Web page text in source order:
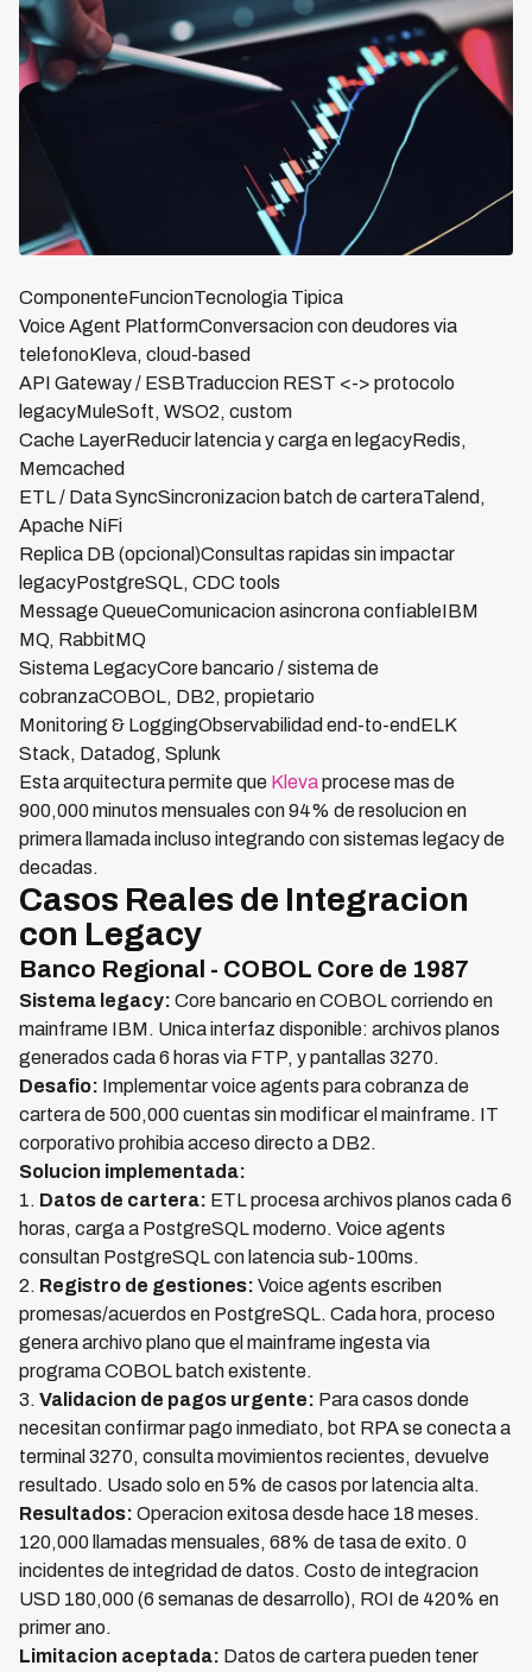
ComponenteFuncionTecnologia Tipica
Voice Agent PlatformConversacion con deudores via
telefonoKleva, cloud-based
API Gateway / ESBTraduccion REST <-> protocolo
legacyMuleSoft, WSO2, custom
Cache LayerReducir latencia y carga en legacyRedis,
Memcached
ETL / Data SyncSincronizacion batch de carteraTalend,
Apache NiFi
Replica DB (opcional)Consultas rapidas sin impactar
legacyPostgreSQL, CDC tools
Message QueueComunicacion asincrona confiableIBM
MQ, RabbitMQ
Sistema LegacyCore bancario / sistema de
cobranzaCOBOL, DB2, propietario
Monitoring & LoggingObservabilidad end-to-endELK
Stack, Datadog, Splunk
Esta arquitectura permite que Klevaprocese mas de
900,000 minutos mensuales con 94% de resolucion en
primera llamada incluso integrando con sistemas legacy de
decadas.
Casos Reales de Integracion
con Legacy
Banco Regional - COBOL Core de 1987
Sistema legacy: Core bancario en COBOL corriendo en
mainframe IBM. Unica interfaz disponible: archivos planos
generados cada 6 horas via FTP, y pantallas 3270.
Desafio: Implementar voice agents para cobranza de
cartera de 500,000 cuentas sin modificar el mainframe. IT
corporativo prohibia acceso directo a DB2.
Solucion implementada:
1. Datos de cartera: ETL procesa archivos planos cada 6
horas, carga a PostgreSQL moderno. Voice agents
consultan PostgreSQL con latencia sub-100ms.
2. Registro de gestiones: Voice agents escriben
promesas/acuerdos en PostgreSQL. Cada hora, proceso
genera archivo plano que el mainframe ingesta via
programa COBOL batch existente.
3. Validacion de pagos urgente: Para casos donde
necesitan confirmar pago inmediato, bot RPA se conecta a
terminal 3270, consulta movimientos recientes, devuelve
resultado. Usado solo en 5% de casos por latencia alta.
Resultados: Operacion exitosa desde hace 18 meses.
120,000 llamadas mensuales, 68% de tasa de exito. 0
incidentes de integridad de datos. Costo de integracion
USD 180,000 (6 semanas de desarrollo), ROI de 420% en
primer ano.
Limitacion aceptada: Datos de cartera pueden tener